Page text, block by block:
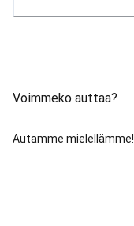
Voimmeko auttaa?
Autamme mielellämme!